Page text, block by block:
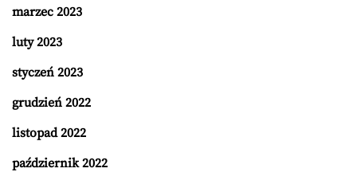
marzec 2023
luty 2023
styczeń 2023
grudzień 2022
listopad 2022
październik 2022